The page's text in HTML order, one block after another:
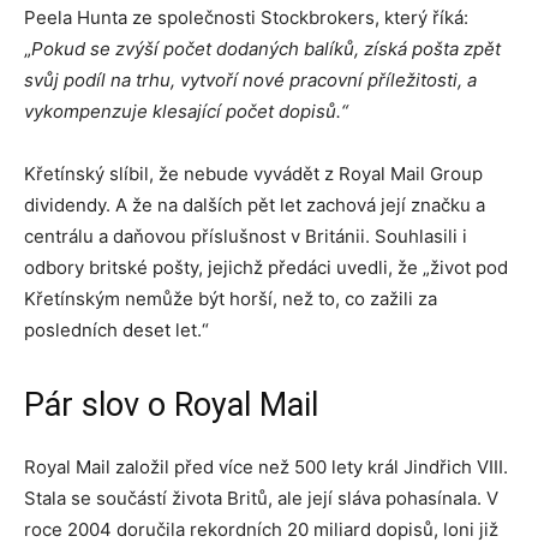
Peela Hunta ze společnosti Stockbrokers, který říká:
„Pokud se zvýší počet dodaných balíků, získá pošta zpět
svůj podíl na trhu, vytvoří nové pracovní příležitosti, a
vykompenzuje klesající počet dopisů.“
Křetínský slíbil, že nebude vyvádět z Royal Mail Group
dividendy. A že na dalších pět let zachová její značku a
centrálu a daňovou příslušnost v Británii. Souhlasili i
odbory britské pošty, jejichž předáci uvedli, že „život pod
Křetínským nemůže být horší, než to, co zažili za
posledních deset let.“
Pár slov o Royal Mail
Royal Mail založil před více než 500 lety král Jindřich VIII.
Stala se součástí života Britů, ale její sláva pohasínala. V
roce 2004 doručila rekordních 20 miliard dopisů, loni již